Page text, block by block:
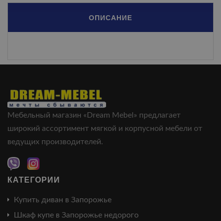
ОПИСАНИЕ
Мебельный магазин «Dream Mebel» предлагает
широкий ассортимент мягкой и корпусной мебели от
ведущих производителей.
КАТЕГОРИИ
Купить диван в Запорожье
Шкаф купе в Запорожье недорого